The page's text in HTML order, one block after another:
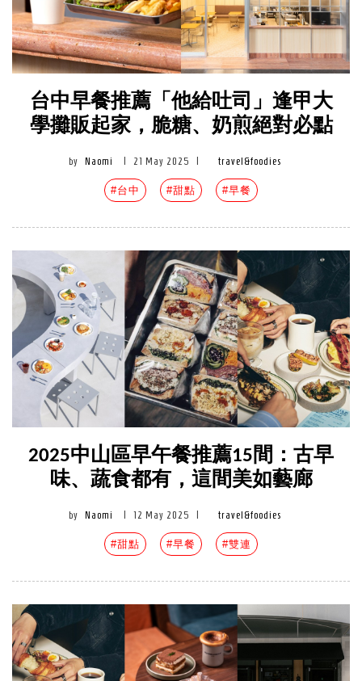
台中早餐推薦「他給吐司」逢甲大
學攤販起家，脆糖、奶煎絕對必點
by Naomi 21 May 2025 travel&foodies
#台中 #甜點 #早餐
2025中山區早午餐推薦15間：古早
味、蔬食都有，這間美如藝廊
by Naomi 12 May 2025 travel&foodies
#甜點 #早餐 #雙連